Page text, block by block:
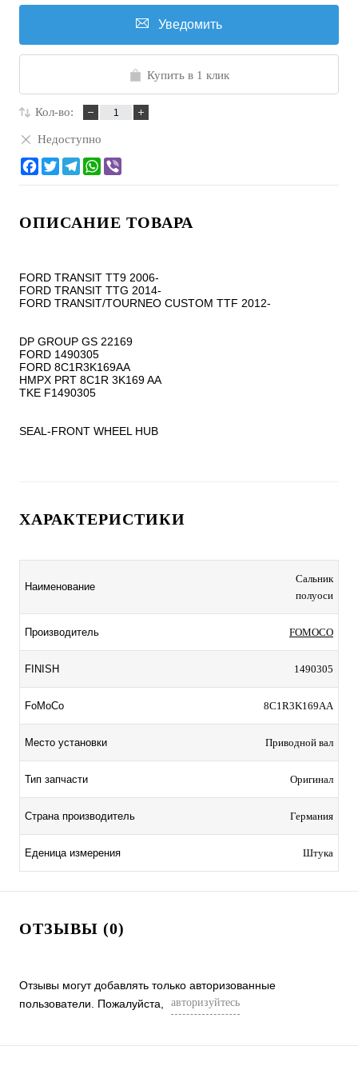
Уведомить
Купить в 1 клик
Кол-во:
Недоступно
ОПИСАНИЕ ТОВАРА
FORD TRANSIT TT9 2006-
FORD TRANSIT TTG 2014-
FORD TRANSIT/TOURNEO CUSTOM TTF 2012-
DP GROUP GS 22169
FORD 1490305
FORD 8C1R3K169AA
HMPX PRT 8C1R 3K169 AA
TKE F1490305
SEAL-FRONT WHEEL HUB
ХАРАКТЕРИСТИКИ
Наименование
Сальник
полуоси
Производитель FOMOCO
FINISH 1490305
FoMoCo 8C1R3K169AA
Место установки Приводной вал
Тип запчасти Оригинал
Страна производитель Германия
Еденица измерения Штука
ОТЗЫВЫ (0)
Отзывы могут добавлять только авторизованные
пользователи. Пожалуйста,
авторизуйтесь